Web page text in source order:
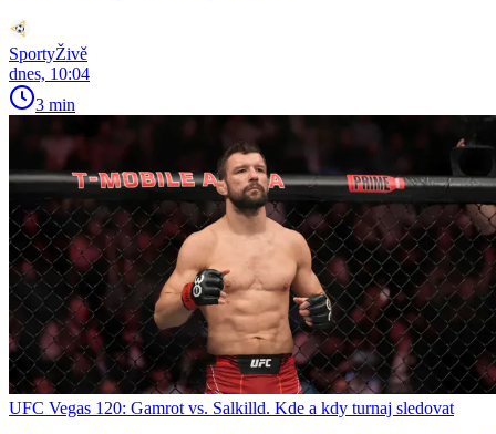
SportyŽivě
dnes, 10:04
3 min
UFC Vegas 120: Gamrot vs. Salkilld. Kde a kdy turnaj sledovat